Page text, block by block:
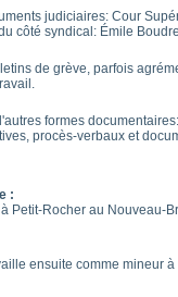
judiciaires: Cour
côté syndical: Émile
de grève, parfois
formes
procès-verbaux et
:
Petit-Rocher au Nouveau-
ensuite comme mineur